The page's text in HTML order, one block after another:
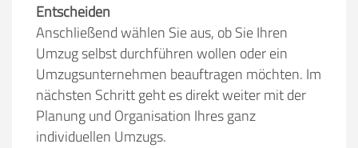
Entscheiden
Anschließend wählen Sie aus, ob Sie Ihren
Umzug selbst durchführen wollen oder ein
Umzugsunternehmen beauftragen möchten. Im
nächsten Schritt geht es direkt weiter mit der
Planung und Organisation Ihres ganz
individuellen Umzugs.